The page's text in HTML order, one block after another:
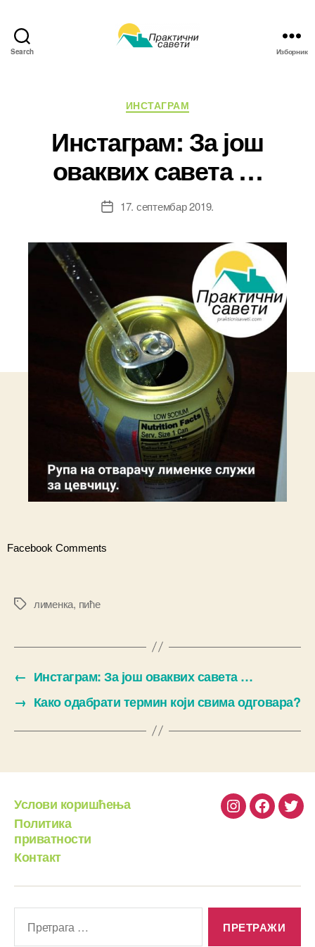
Search Изборник
Категорије
ИНСТАГРАМ
Инстаграм: За још
оваквих савета …
Датум17. септембар 2019.
Facebook Comments
Ознакелименка, пиће
← Инстаграм: За још оваквих савета …
→ Како одабрати термин који свима одговара?
Услови коришћења
Политика
приватности
Контакт
Instagram
Facebook